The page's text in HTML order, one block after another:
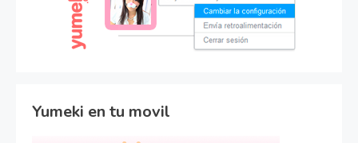
Yumeki en tu movil